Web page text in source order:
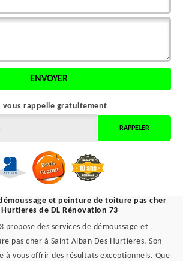
vous rappelle gratuitement
et peinture de toiture pas cher
de DL Rénovation 73
propose des services de démoussage et
pas cher à Saint Alban Des Hurtieres. Son
à vous offrir des résultats exceptionnels. Que